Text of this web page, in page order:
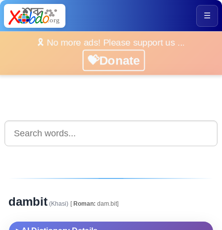
☰
🎗️ No more ads! Please support us ...
💝Donate
dambit (Khasi) [Roman: dam.bit]